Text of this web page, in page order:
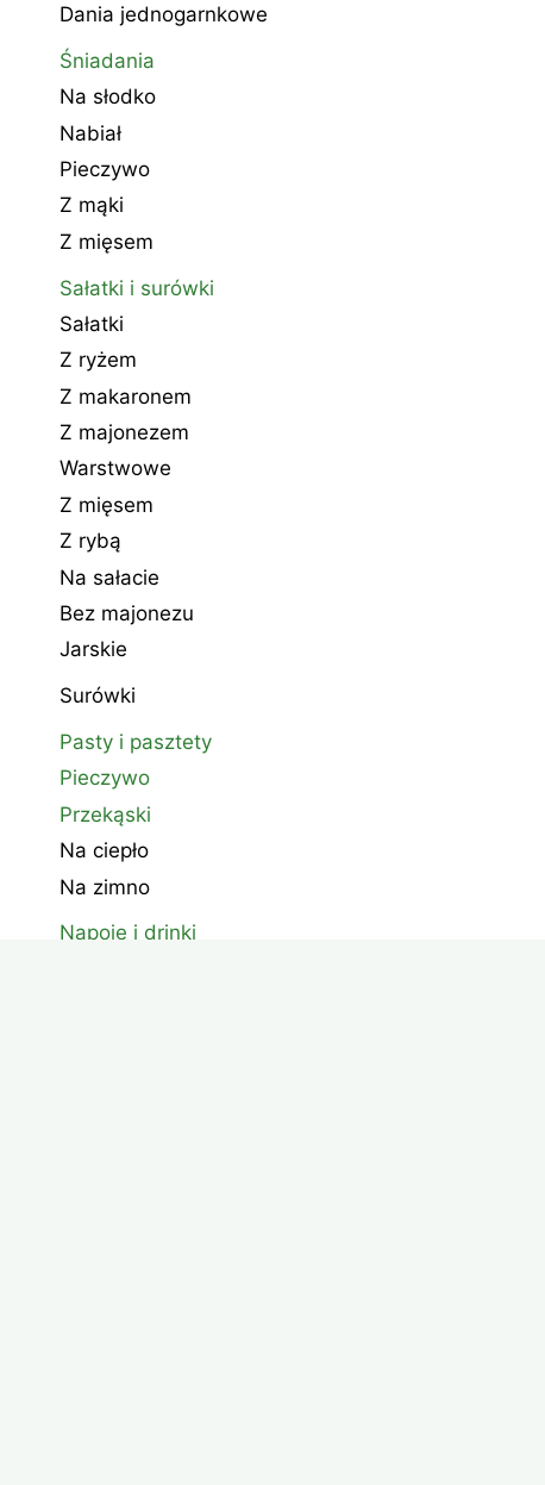
Dania jednogarnkowe
Śniadania
Na słodko
Nabiał
Pieczywo
Z mąki
Z mięsem
Sałatki i surówki
Sałatki
Z ryżem
Z makaronem
Z majonezem
Warstwowe
Z mięsem
Z rybą
Na sałacie
Bez majonezu
Jarskie
Surówki
Pasty i pasztety
Pieczywo
Przekąski
Na ciepło
Na zimno
Napoje i drinki